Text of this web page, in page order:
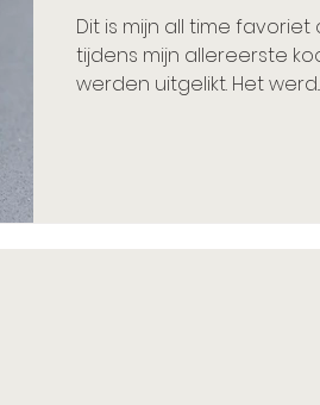
Dit is mijn all time
tijdens mijn allereerste
werden uitgelikt. Het werd...